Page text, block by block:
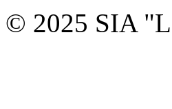
© 2025 SIA